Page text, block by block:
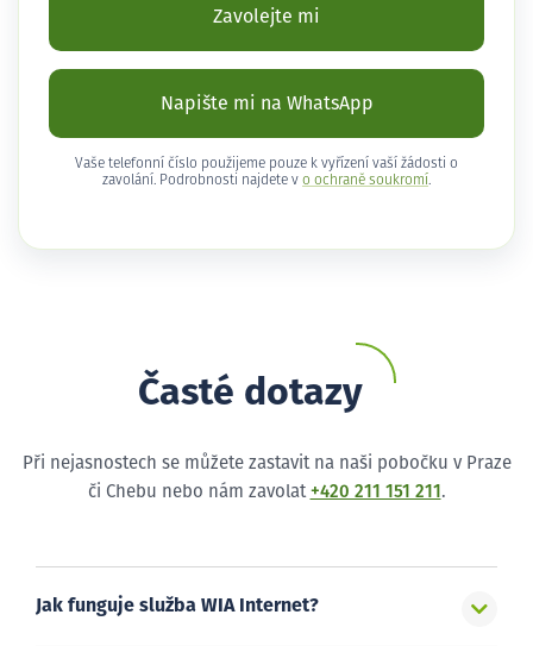
Zavolejte mi
Napište mi na WhatsApp
Vaše telefonní číslo použijeme pouze k vyřízení vaší žádosti o
zavolání. Podrobnosti najdete v o ochraně soukromí .
Časté dotazy
Při nejasnostech se můžete zastavit na naši pobočku v Praze
či Chebu nebo nám zavolat +420 211 151 211 .
Jak funguje služba WIA Internet?